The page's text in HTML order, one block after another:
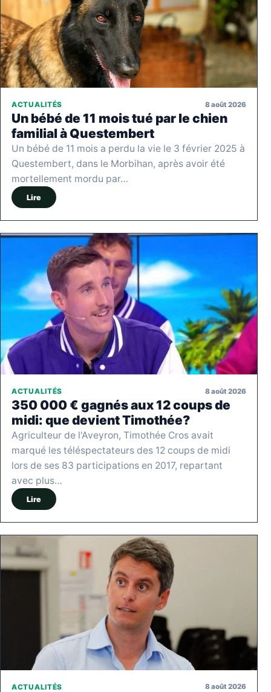
ACTUALITÉS 8 août 2026
Un bébé de 11 mois tué par le chien
familial à Questembert
Un bébé de 11 mois a perdu la vie le 3 février 2025 à
Questembert, dans le Morbihan, après avoir été
mortellement mordu par…
Lire
ACTUALITÉS 8 août 2026
350 000 € gagnés aux 12 coups de
midi: que devient Timothée?
Agriculteur de l'Aveyron, Timothée Cros avait
marqué les téléspectateurs des 12 coups de midi
lors de ses 83 participations en 2017, repartant
avec plus…
Lire
ACTUALITÉS 8 août 2026